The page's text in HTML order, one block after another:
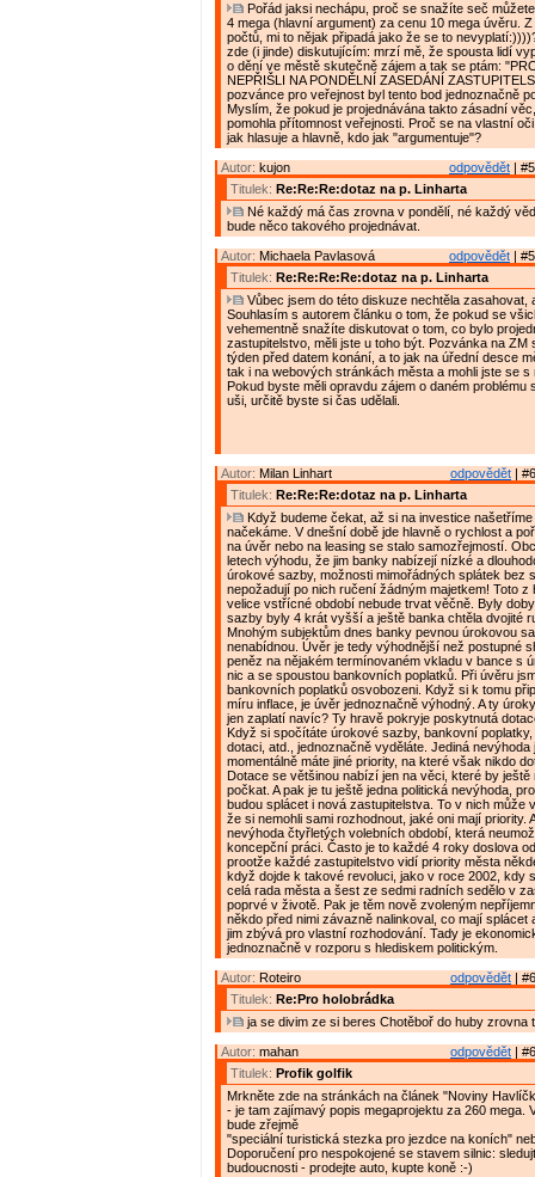
Pořád jaksi nechápu, proč se snažíte seč
4 mega (hlavní argument) za cenu 10 mega úvěru.
počtů, mi to nějak připadá jako že se to
zde (i jinde) diskutujícím: mrzí mě, že spousta lidí
o dění ve městě skutečně zájem a tak se ptám:
NEPŘIŠLI NA PONDĚLNÍ ZASEDÁNÍ
pozvánce pro veřejnost byl tento bod jednoznačně
Myslím, že pokud je projednávána takto zásadní
pomohla přítomnost veřejnosti. Proč se na vlastní
jak hlasuje a hlavně, kdo jak "argumentuje"?
odpovědět |
Autor: kujon
Titulek: Re:Re:Re:dotaz na p. Linharta
Né každý má čas zrovna v pondělí, né každý
bude něco takového projednávat.
odpovědět |
Autor: Michaela Pavlasová
Titulek: Re:Re:Re:Re:dotaz na p. Linharta
Vůbec jsem do této diskuze nechtěla zasahovat,
Souhlasím s autorem článku o tom, že pokud se
vehementně snažíte diskutovat o tom, co bylo
zastupitelstvo, měli jste u toho být. Pozvánka na ZM
týden před datem konání, a to jak na úřední desce
tak i na webových stránkách města a mohli jste se s
Pokud byste měli opravdu zájem o daném problému
uši, určitě byste si čas udělali.
odpovědět |
Autor: Milan Linhart
Titulek: Re:Re:Re:dotaz na p. Linharta
Když budeme čekat, až si na investice
načekáme. V dnešní době jde hlavně o rychlost a
na úvěr nebo na leasing se stalo samozřejmostí.
letech výhodu, že jim banky nabízejí nízké a
úrokové sazby, možnosti mimořádných splátek bez
nepožadují po nich ručení žádným majetkem! Toto z
velice vstřícné období nebude trvat věčně. Byly
sazby byly 4 krát vyšší a ještě banka chtěla dvojité
Mnohým subjektům dnes banky pevnou úrokovou
nenabídnou. Úvěr je tedy výhodnější než postupné
peněz na nějakém termínovaném vkladu v bance s
nic a se spoustou bankovních poplatků. Při úvěru
bankovních poplatků osvobozeni. Když si k tomu
míru inflace, je úvěr jednoznačně výhodný. A ty
jen zaplatí navíc? Ty hravě pokryje poskytnutá
Když si spočítáte úrokové sazby, bankovní poplatky,
dotaci, atd., jednoznačně vyděláte. Jediná nevýhoda
momentálně máte jiné priority, na které však nikdo
Dotace se většinou nabízí jen na věci, které by ještě
počkat. A pak je tu ještě jedna politická nevýhoda,
budou splácet i nová zastupitelstva. To v nich může
že si nemohli sami rozhodnout, jaké oni mají priority.
nevýhoda čtyřletých volebních období, která
koncepční práci. Často je to každé 4 roky doslova
prootže každé zastupitelstvo vidí priority města
když dojde k takové revoluci, jako v roce 2002, kdy
celá rada města a šest ze sedmi radních sedělo v
poprvé v životě. Pak je těm nově zvoleným
někdo před nimi závazně nalinkoval, co mají splácet
jim zbývá pro vlastní rozhodování. Tady je
jednoznačně v rozporu s hlediskem politickým.
odpovědět |
Autor: Roteiro
Titulek: Re:Pro holobrádka
ja se divim ze si beres Chotěboř do huby zrovna
odpovědět |
Autor: mahan
Titulek: Profik golfik
Mrkněte zde na stránkách na článek "Noviny
- je tam zajímavý popis megaprojektu za 260 mega.
bude zřejmě
"speciální turistická stezka pro jezdce na koních"
Doporučení pro nespokojené se stavem silnic:
budoucnosti - prodejte auto, kupte koně :-)